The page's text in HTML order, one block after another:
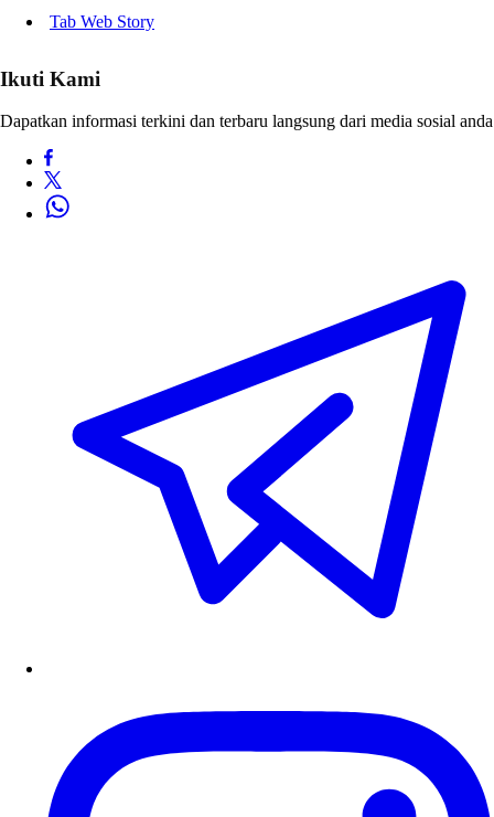
Tab Web Story
Ikuti Kami
Dapatkan informasi terkini dan terbaru langsung dari media sosial anda